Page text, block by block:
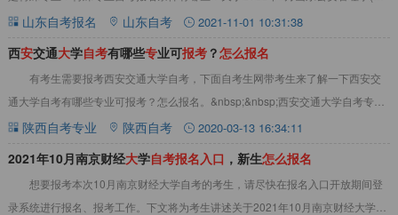
公安管理)自考报名入口及报名注
山东自考报名 山东自考 2021-11-01 10:31:38
西安交通大学自考有哪些专业可报考？怎么报名
有考生需要报考西安交通大学自考，下面自考生网带考生来了解一下西安交
通大学自考有哪些专业可报考？怎么报名。&nbsp;&nbsp;西安交通大学自考专业
层次分为专科和本科，其中本科专业
陕西自考专业 陕西自考 2020-03-13 16:34:11
2021年10月南京财经大学自考报名入口 ，新生怎么报名
想要报考本次10月南京财经大学自考的考生，请尽快在报名入口开放期间登
录系统进行报名、报考工作。下文将为考生讲述关于2021年10月南京财经大学自